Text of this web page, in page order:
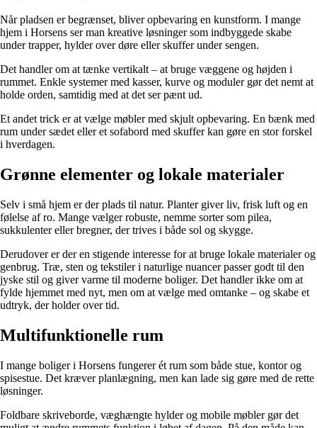
Når pladsen er begrænset, bliver opbevaring en kunstform. I mange
hjem i Horsens ser man kreative løsninger som indbyggede skabe
under trapper, hylder over døre eller skuffer under sengen.
Det handler om at tænke vertikalt – at bruge væggene og højden i
rummet. Enkle systemer med kasser, kurve og moduler gør det nemt at
holde orden, samtidig med at det ser pænt ud.
Et andet trick er at vælge møbler med skjult opbevaring. En bænk med
rum under sædet eller et sofabord med skuffer kan gøre en stor forskel
i hverdagen.
Grønne elementer og lokale materialer
Selv i små hjem er der plads til natur. Planter giver liv, frisk luft og en
følelse af ro. Mange vælger robuste, nemme sorter som pilea,
sukkulenter eller bregner, der trives i både sol og skygge.
Derudover er der en stigende interesse for at bruge lokale materialer og
genbrug. Træ, sten og tekstiler i naturlige nuancer passer godt til den
jyske stil og giver varme til moderne boliger. Det handler ikke om at
fylde hjemmet med nyt, men om at vælge med omtanke – og skabe et
udtryk, der holder over tid.
Multifunktionelle rum
I mange boliger i Horsens fungerer ét rum som både stue, kontor og
spisestue. Det kræver planlægning, men kan lade sig gøre med de rette
løsninger.
Foldbare skriveborde, væghængte hylder og mobile møbler gør det